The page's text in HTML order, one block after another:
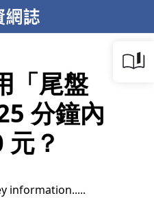
「尾盤
分鐘內
？
information...